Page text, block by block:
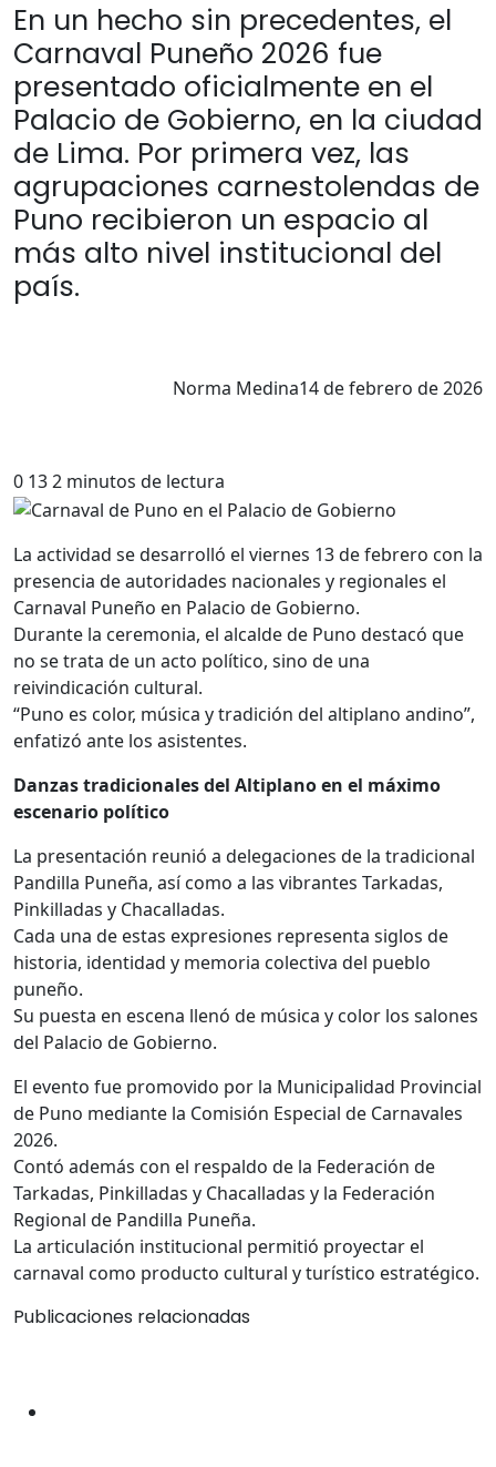
En un hecho sin precedentes, el
Carnaval Puneño 2026 fue
presentado oficialmente en el
Palacio de Gobierno, en la ciudad
de Lima. Por primera vez, las
agrupaciones carnestolendas de
Puno recibieron un espacio al
más alto nivel institucional del
país.
Norma Medina14 de febrero de 2026
0 132 minutos de lectura
La actividad se desarrolló el viernes 13 de febrero con la
presencia de autoridades nacionales y regionales el
Carnaval Puneño en Palacio de Gobierno.
Durante la ceremonia, el alcalde de Puno destacó que
no se trata de un acto político, sino de una
reivindicación cultural.
“Puno es color, música y tradición del altiplano andino”,
enfatizó ante los asistentes.
Danzas tradicionales del Altiplano en el máximo
escenario político
La presentación reunió a delegaciones de la tradicional
Pandilla Puneña, así como a las vibrantes Tarkadas,
Pinkilladas y Chacalladas.
Cada una de estas expresiones representa siglos de
historia, identidad y memoria colectiva del pueblo
puneño.
Su puesta en escena llenó de música y color los salones
del Palacio de Gobierno.
El evento fue promovido por la Municipalidad Provincial
de Puno mediante la Comisión Especial de Carnavales
2026.
Contó además con el respaldo de la Federación de
Tarkadas, Pinkilladas y Chacalladas y la Federación
Regional de Pandilla Puneña.
La articulación institucional permitió proyectar el
carnaval como producto cultural y turístico estratégico.
Publicaciones relacionadas